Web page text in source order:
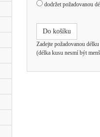
dodržet požadovanou
Do košíku
Zadejte požadovanou
(délka kusu nesmí být